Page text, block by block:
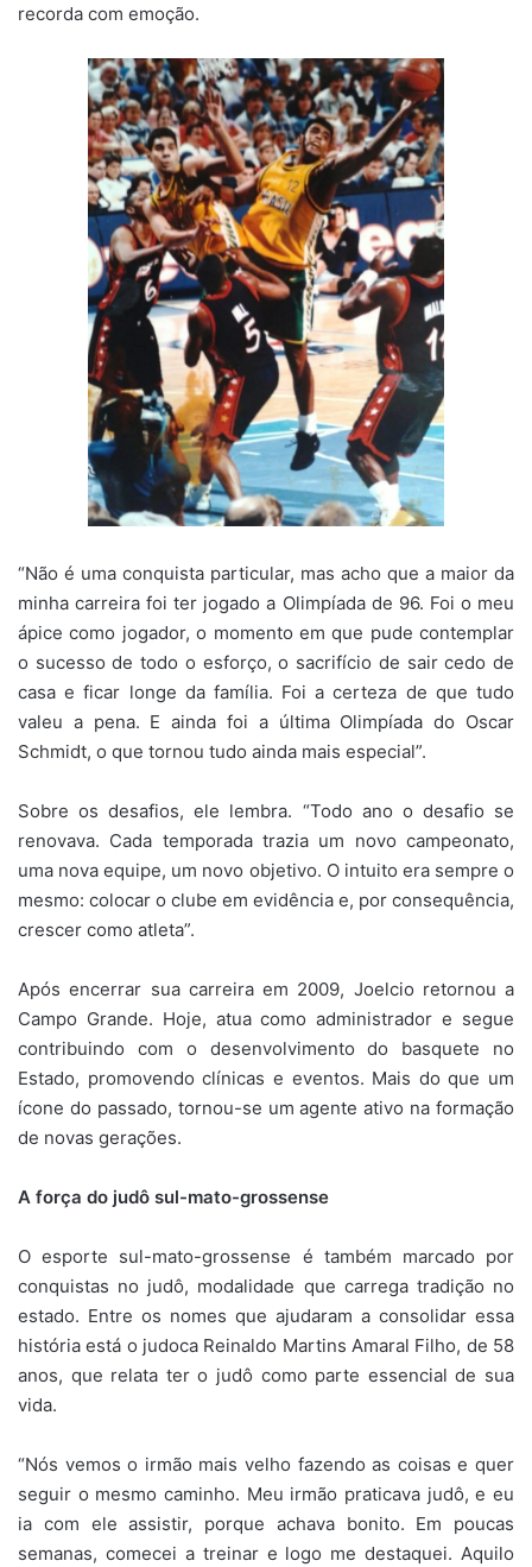
recorda com emoção.
“Não é uma conquista particular, mas acho que a maior da
minha carreira foi ter jogado a Olimpíada de 96. Foi o meu
ápice como jogador, o momento em que pude contemplar
o sucesso de todo o esforço, o sacrifício de sair cedo de
casa e ficar longe da família. Foi a certeza de que tudo
valeu a pena. E ainda foi a última Olimpíada do Oscar
Schmidt, o que tornou tudo ainda mais especial”.
Sobre os desafios, ele lembra. “Todo ano o desafio se
renovava. Cada temporada trazia um novo campeonato,
uma nova equipe, um novo objetivo. O intuito era sempre o
mesmo: colocar o clube em evidência e, por consequência,
crescer como atleta”.
Após encerrar sua carreira em 2009, Joelcio retornou a
Campo Grande. Hoje, atua como administrador e segue
contribuindo com o desenvolvimento do basquete no
Estado, promovendo clínicas e eventos. Mais do que um
ícone do passado, tornou-se um agente ativo na formação
de novas gerações.
A força do judô sul-mato-grossense
O esporte sul-mato-grossense é também marcado por
conquistas no judô, modalidade que carrega tradição no
estado. Entre os nomes que ajudaram a consolidar essa
história está o judoca Reinaldo Martins Amaral Filho, de 58
anos, que relata ter o judô como parte essencial de sua
vida.
“Nós vemos o irmão mais velho fazendo as coisas e quer
seguir o mesmo caminho. Meu irmão praticava judô, e eu
ia com ele assistir, porque achava bonito. Em poucas
semanas, comecei a treinar e logo me destaquei. Aquilo